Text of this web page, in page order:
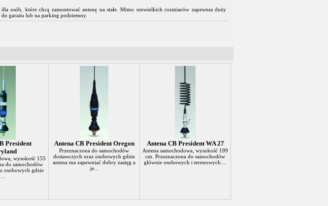
osób, które chcą zamontować antenę na stałe. Mimo niewielkich rozmiarów zapewnia duży
garażu lub na parking podziemny.
President
wysokość 155
do samochodów
osobowych gdzie
Antena CB President Oregon
Przeznaczona do samochodów
dostawczych oraz osobowych gdzie
antena ma zapewniać dobry zasięg a
je...
Antena CB President WA 27
Antena samochodowa, wysokość 199
cm. Przeznaczona do samochodów
głównie osobowych i terenowych....